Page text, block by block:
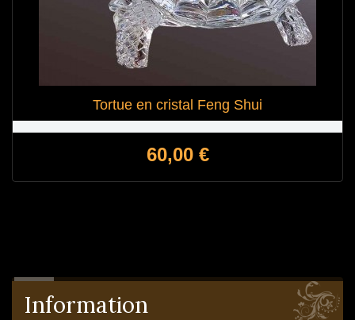
Tortue en cristal Feng Shui
Prix
60,00 €
Information